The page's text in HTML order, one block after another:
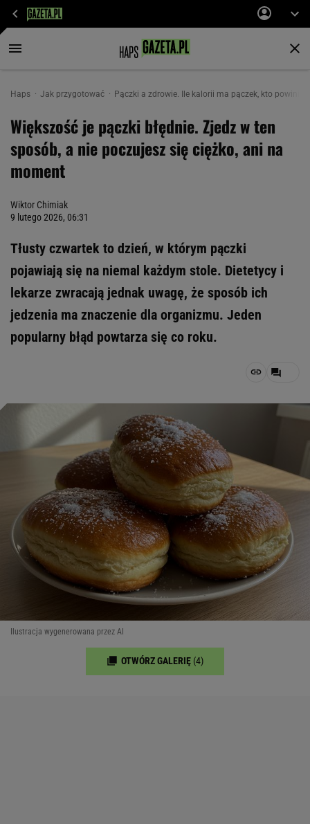
Haps Jak przygotować Pączki a zdrowie. Ile kalorii ma pączek, kto
Większość je pączki błędnie. Zjedz w ten
sposób, a nie poczujesz się ciężko, ani na
moment
Wiktor Chimiak
9 lutego 2026, 06:31
Tłusty czwartek to dzień, w którym pączki
pojawiają się na niemal każdym stole. Dietetycy i
lekarze zwracają jednak uwagę, że sposób ich
jedzenia ma znaczenie dla organizmu. Jeden
popularny błąd powtarza się co roku.
Ilustracja wygenerowana przez AI
OTWÓRZ GALERIĘ (4)